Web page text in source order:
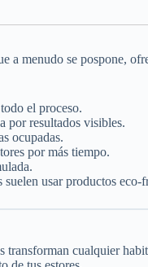
a menudo se pospone,
el proceso.
por resultados visibles.
ocupadas.
por más tiempo.
usar productos eco-
transforman cualquier